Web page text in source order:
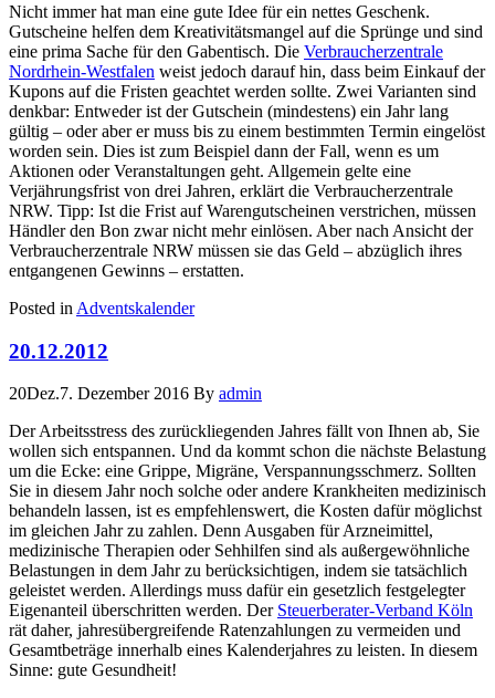
Nicht immer hat man eine gute Idee für ein nettes Geschenk.
Gutscheine helfen dem Kreativitätsmangel auf die Sprünge und sind
eine prima Sache für den Gabentisch. Die Verbraucherzentrale
Nordrhein-Westfalen weist jedoch darauf hin, dass beim Einkauf der
Kupons auf die Fristen geachtet werden sollte. Zwei Varianten sind
denkbar: Entweder ist der Gutschein (mindestens) ein Jahr lang
gültig – oder aber er muss bis zu einem bestimmten Termin eingelöst
worden sein. Dies ist zum Beispiel dann der Fall, wenn es um
Aktionen oder Veranstaltungen geht. Allgemein gelte eine
Verjährungsfrist von drei Jahren, erklärt die Verbraucherzentrale
NRW. Tipp: Ist die Frist auf Warengutscheinen verstrichen, müssen
Händler den Bon zwar nicht mehr einlösen. Aber nach Ansicht der
Verbraucherzentrale NRW müssen sie das Geld – abzüglich ihres
entgangenen Gewinns – erstatten.
Posted in Adventskalender
20.12.2012
20Dez.7. Dezember 2016 By admin
Der Arbeitsstress des zurückliegenden Jahres fällt von Ihnen ab, Sie
wollen sich entspannen. Und da kommt schon die nächste Belastung
um die Ecke: eine Grippe, Migräne, Verspannungsschmerz. Sollten
Sie in diesem Jahr noch solche oder andere Krankheiten medizinisch
behandeln lassen, ist es empfehlenswert, die Kosten dafür möglichst
im gleichen Jahr zu zahlen. Denn Ausgaben für Arzneimittel,
medizinische Therapien oder Sehhilfen sind als außergewöhnliche
Belastungen in dem Jahr zu berücksichtigen, indem sie tatsächlich
geleistet werden. Allerdings muss dafür ein gesetzlich festgelegter
Eigenanteil überschritten werden. Der Steuerberater-Verband Köln
rät daher, jahresübergreifende Ratenzahlungen zu vermeiden und
Gesamtbeträge innerhalb eines Kalenderjahres zu leisten. In diesem
Sinne: gute Gesundheit!